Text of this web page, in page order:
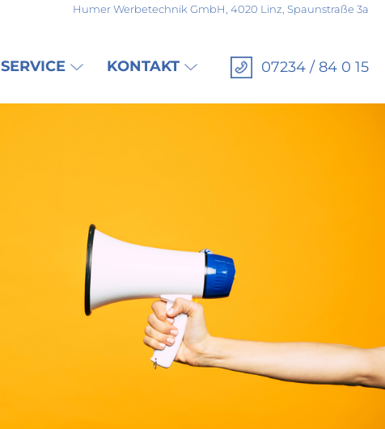
Humer Werbetechnik GmbH, 4020 Linz, Spaunstraße 3a
07234 / 84 0 15
SERVICE KONTAKT